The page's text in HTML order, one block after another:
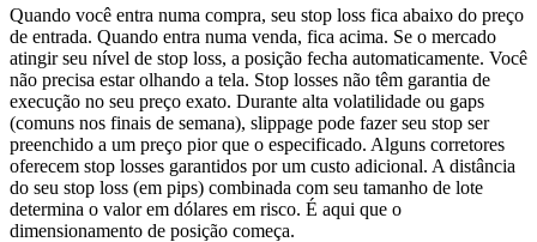
Quando você entra numa compra, seu stop loss fica abaixo do preço
de entrada. Quando entra numa venda, fica acima. Se o mercado
atingir seu nível de stop loss, a posição fecha automaticamente. Você
não precisa estar olhando a tela. Stop losses não têm garantia de
execução no seu preço exato. Durante alta volatilidade ou gaps
(comuns nos finais de semana), slippage pode fazer seu stop ser
preenchido a um preço pior que o especificado. Alguns corretores
oferecem stop losses garantidos por um custo adicional. A distância
do seu stop loss (em pips) combinada com seu tamanho de lote
determina o valor em dólares em risco. É aqui que o
dimensionamento de posição começa.